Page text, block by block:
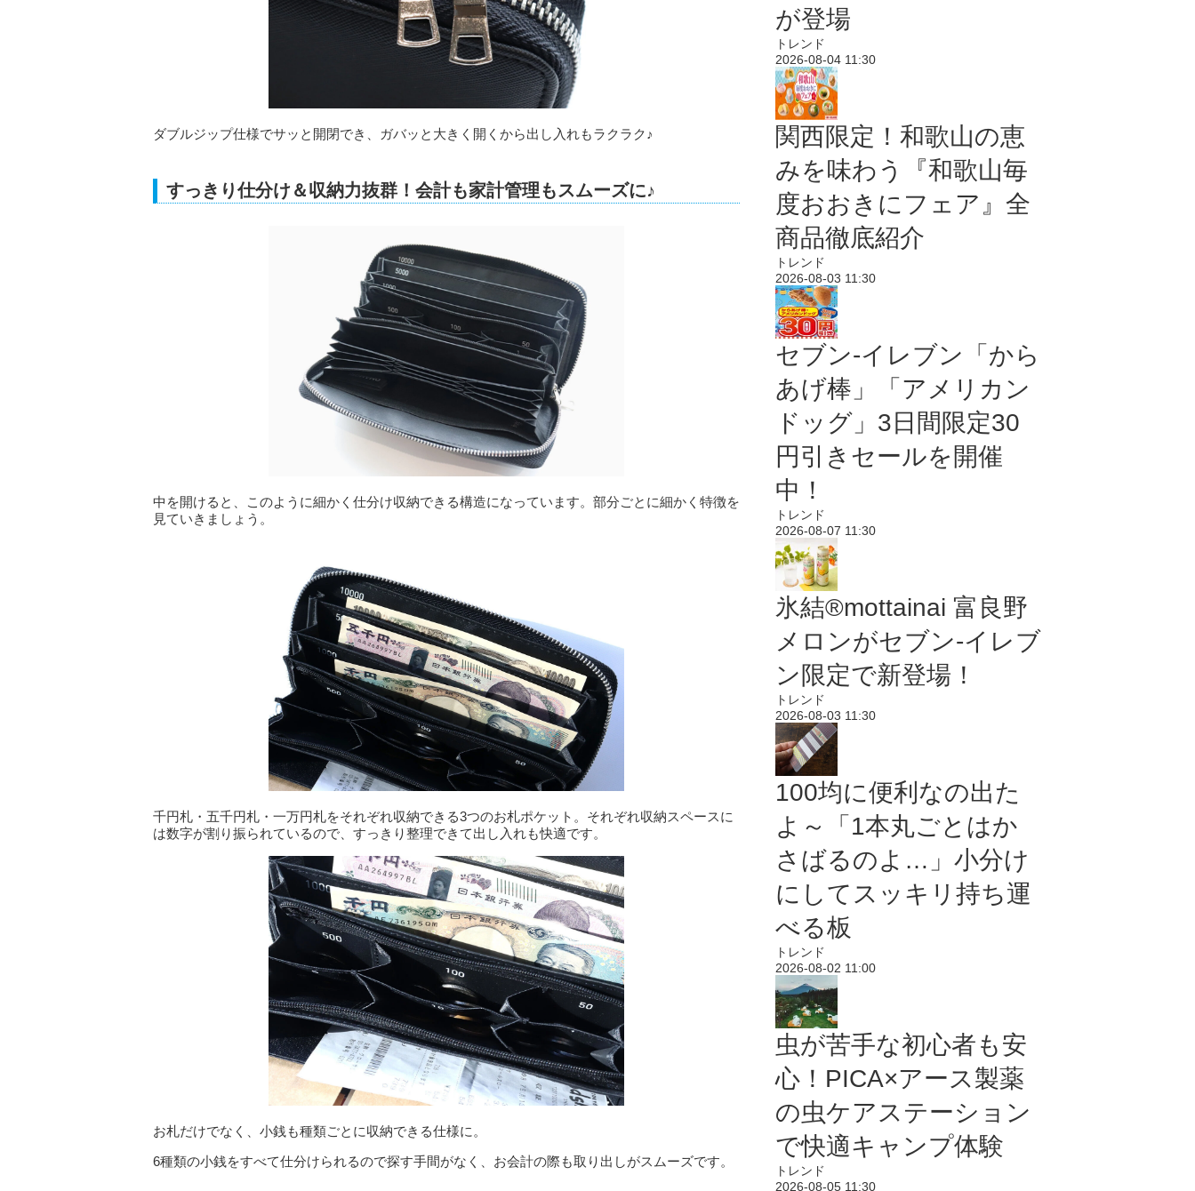
ダブルジップ仕様でサッと開閉でき、ガバッと大きく開くから出し入れもラクラク♪
すっきり仕分け＆収納力抜群！会計も家計管理もスムーズに♪
中を開けると、このように細かく仕分け収納できる構造になっています。部分ごとに細かく特徴を
見ていきましょう。
千円札・五千円札・一万円札をそれぞれ収納できる3つのお札ポケット。それぞれ収納スペースに
は数字が割り振られているので、すっきり整理できて出し入れも快適です。
お札だけでなく、小銭も種類ごとに収納できる仕様に。
6種類の小銭をすべて仕分けられるので探す手間がなく、お会計の際も取り出しがスムーズです。
が登場
トレンド
2026-08-04 11:30
関西限定！和歌山の恵
みを味わう『和歌山毎
度おおきにフェア』全
商品徹底紹介
トレンド
2026-08-03 11:30
セブン‐イレブン「から
あげ棒」「アメリカン
ドッグ」3日間限定30
円引きセールを開催
中！
トレンド
2026-08-07 11:30
氷結®mottainai 富良野
メロンがセブン‐イレブ
ン限定で新登場！
トレンド
2026-08-03 11:30
100均に便利なの出た
よ～「1本丸ごとはか
さばるのよ…」小分け
にしてスッキリ持ち運
べる板
トレンド
2026-08-02 11:00
虫が苦手な初心者も安
心！PICA×アース製薬
の虫ケアステーション
で快適キャンプ体験
トレンド
2026-08-05 11:30